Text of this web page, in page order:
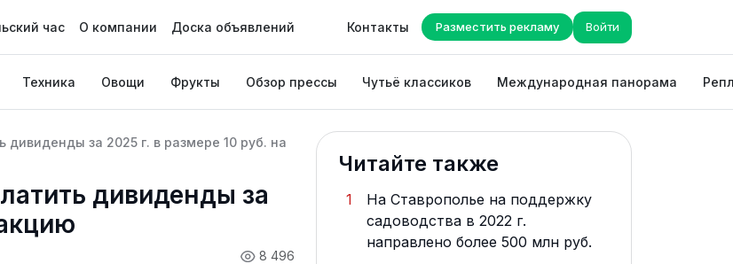
час О компании Доска объявлений Контакты Разместить рекламу Войти
Техника Овощи Фрукты Обзор прессы Чутьё классиков Международная панорама
за 2025 г. в размере 10 руб. на
дивиденды за
8 496
Читайте также
1
На Ставрополье на поддержку
садоводства в 2022 г.
направлено более 500 млн руб.